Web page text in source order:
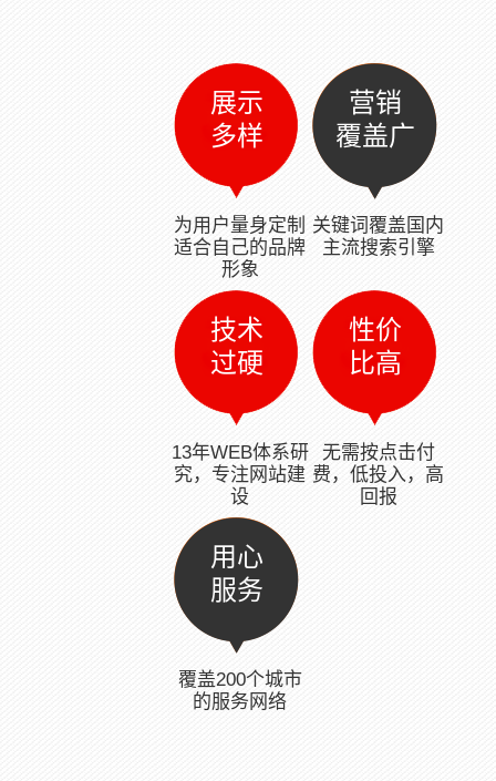
展示
多样
为用户量身定制
适合自己的品牌
形象
营销
覆盖广
关键词覆盖国内
主流搜索引擎
技术
过硬
13年WEB体系研
究，专注网站建
设
性价
比高
无需按点击付
费，低投入，高
回报
用心
服务
覆盖200个城市
的服务网络